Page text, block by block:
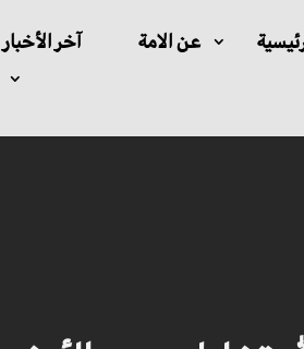
عن الامة آخر الأخبار